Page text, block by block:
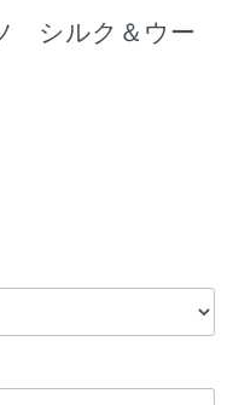
シルク＆ウー